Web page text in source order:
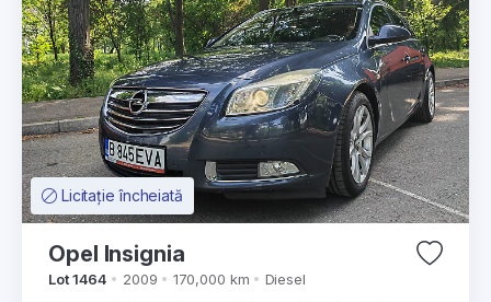
Licitație încheiată
Opel Insignia
Lot 1464 2009 170,000 km
Diesel